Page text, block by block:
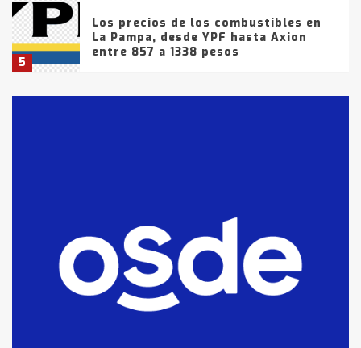
5
Los precios de los combustibles en
La Pampa, desde YPF hasta Axion
entre 857 a 1338 pesos
fueron detenidos por
comercialización de drogas en la
tarde del sábado
T.Lauquen: se vendió el edificio de
lo que fue la planta Industrial del